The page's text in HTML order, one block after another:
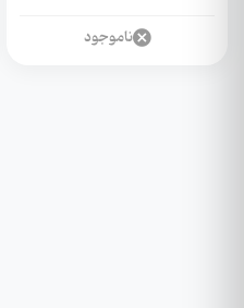
ناموجود